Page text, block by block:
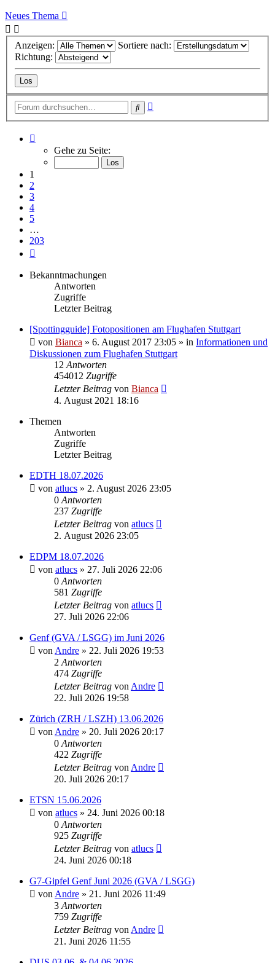
Neues Thema
Anzeigen:
Sortiere nach:
Richtung:
Suche
von
Gehe zu Seite:
1
2
3
4
5
…
203
Bekanntmachungen
Antworten
Zugriffe
Letzter Beitrag
[Spottingguide] Fotopositionen am Flughafen Stuttgart
von Bianca » 6. August 2017 23:05 » in Informationen und
Diskussionen zum Flughafen Stuttgart
12 Antworten
454012 Zugriffe
Letzter Beitrag von Bianca
4. August 2021 18:16
Themen
Antworten
Zugriffe
Letzter Beitrag
EDTH 18.07.2026
von atlucs » 2. August 2026 23:05
0 Antworten
237 Zugriffe
Letzter Beitrag von atlucs
2. August 2026 23:05
EDPM 18.07.2026
von atlucs » 27. Juli 2026 22:06
0 Antworten
581 Zugriffe
Letzter Beitrag von atlucs
27. Juli 2026 22:06
Genf (GVA / LSGG) im Juni 2026
von Andre » 22. Juli 2026 19:53
2 Antworten
474 Zugriffe
Letzter Beitrag von Andre
22. Juli 2026 19:58
Zürich (ZRH / LSZH) 13.06.2026
von Andre » 20. Juli 2026 20:17
0 Antworten
422 Zugriffe
Letzter Beitrag von Andre
20. Juli 2026 20:17
ETSN 15.06.2026
von atlucs » 24. Juni 2026 00:18
0 Antworten
925 Zugriffe
Letzter Beitrag von atlucs
24. Juni 2026 00:18
G7-Gipfel Genf Juni 2026 (GVA / LSGG)
von Andre » 21. Juni 2026 11:49
3 Antworten
759 Zugriffe
Letzter Beitrag von Andre
21. Juni 2026 11:55